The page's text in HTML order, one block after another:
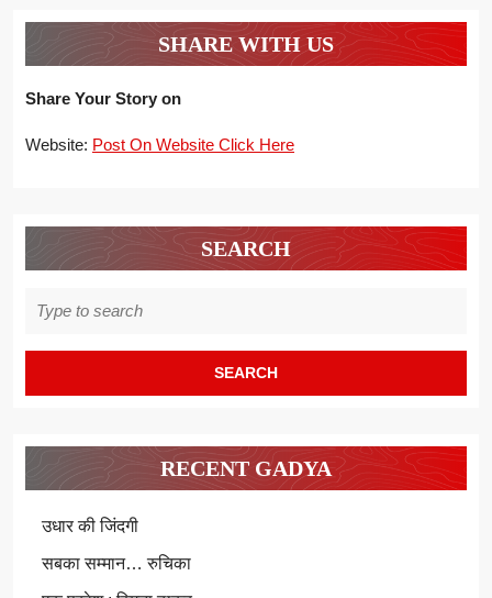
SHARE WITH US
Share Your Story on
Website: Post On Website Click Here
SEARCH
for:
RECENT GADYA
उधार की जिंदगी
सबका सम्मान… रुचिका